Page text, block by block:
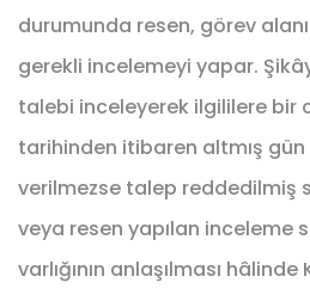
durumunda resen, görev
gerekli incelemeyi yapar.
talebi inceleyerek ilgililere bir
tarihinden itibaren altmış
verilmezse talep reddedilmiş
veya resen yapılan inceleme
varlığının anlaşılması